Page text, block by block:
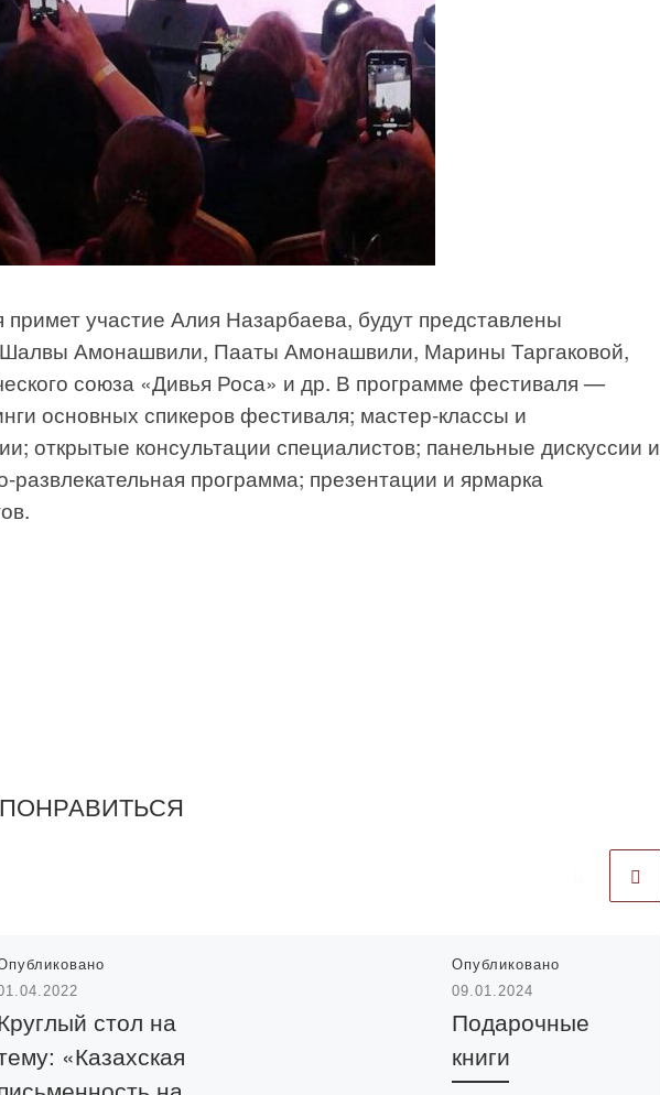
участие Алия Назарбаева, будут представлены
Шалвы Амонашвили, Пааты Амонашвили, Марины Таргаковой,
союза «Дивья Роса» и др. В программе фестиваля —
основных спикеров фестиваля; мастер-классы и
открытые консультации специалистов; панельные дискуссии и
развлекательная программа; презентации и ярмарка
стол на
«Казахская
Опубликовано
09.01.2024
Подарочные
книги